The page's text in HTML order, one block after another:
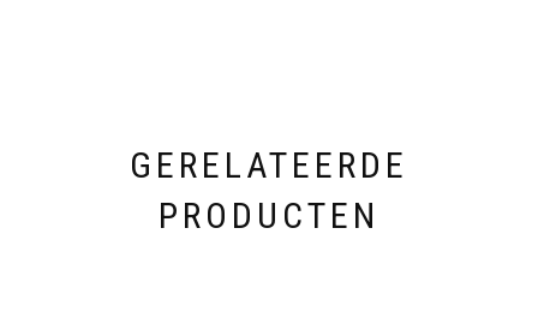
GERELATEERDE
PRODUCTEN